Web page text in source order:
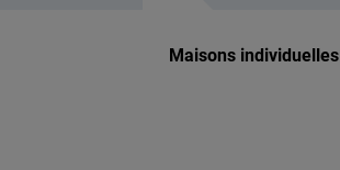
Maisons individuelles